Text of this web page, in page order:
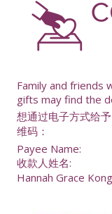
Family and friends
gifts may find the
想通过电子方式给
维码：
Payee Name:
收款人姓名:
Hannah Grace Kong